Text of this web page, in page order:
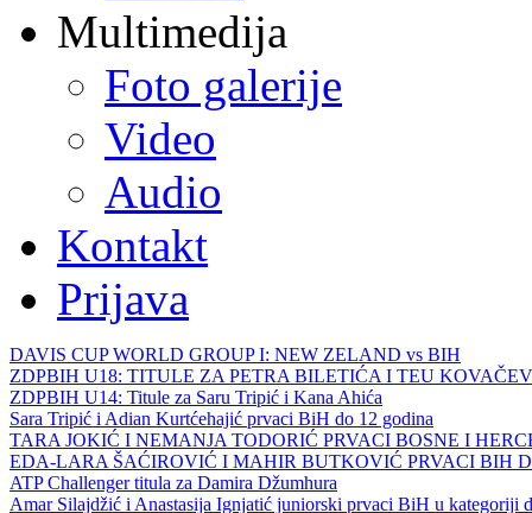
Multimedija
Foto galerije
Video
Audio
Kontakt
Prijava
DAVIS CUP WORLD GROUP I: NEW ZELAND vs BIH
ZDPBIH U18: TITULE ZA PETRA BILETIĆA I TEU
ZDPBIH U14: Titule za Saru Tripić i Kana Ahića
Sara Tripić i Adian Kurtćehajić prvaci BiH do 12 godina
TARA JOKIĆ I NEMANJA TODORIĆ PRVACI BOSNE I
EDA-LARA ŠAĆIROVIĆ I MAHIR BUTKOVIĆ PRVACI BIH
ATP Challenger titula za Damira Džumhura
Amar Silajdžić i Anastasija Ignjatić juniorski prvaci BiH u kategoriji